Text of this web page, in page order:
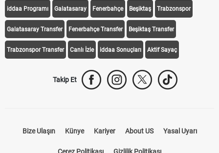
iddaa Programı Galatasaray Fenerbahçe Beşiktaş Trabzonspor
Galatasaray Transfer Fenerbahçe Transfer Beşiktaş Transfer
Trabzonspor Transfer Canlı İzle iddaa Sonuçları Aktif Sayaç
Takip Et
Bize Ulaşın Künye Kariyer About US Yasal Uyarı